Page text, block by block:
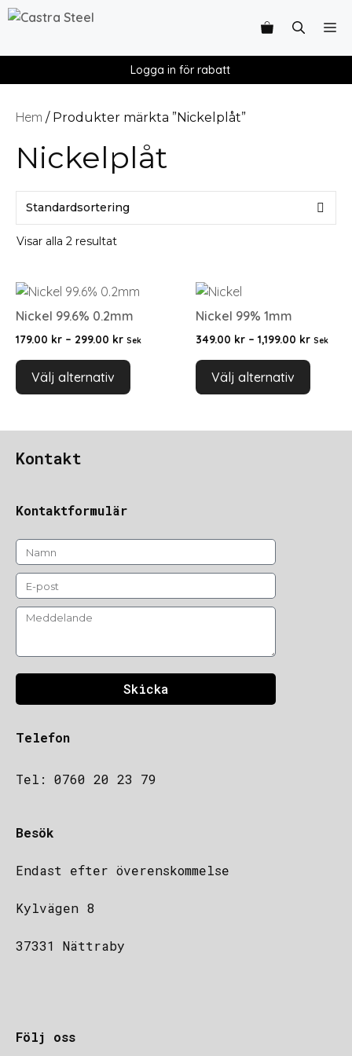
Logga in för rabatt
Hem / Produkter märkta ”Nickelplåt”
Nickelplåt
Visar alla 2 resultat
Nickel 99.6% 0.2mm
179.00 kr – 299.00 kr Sek
Välj alternativ
Nickel 99% 1mm
349.00 kr – 1,199.00 kr Sek
Välj alternativ
Kontakt
Kontaktformulär
Skicka
Telefon
Tel: 0760 20 23 79
Besök
Endast efter överenskommelse
Kylvägen 8
37331 Nättraby
Följ oss